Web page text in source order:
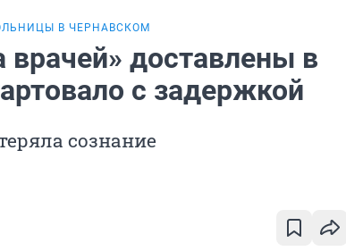
В ЧЕРНАВСКОМ
доставлены в
с задержкой
сознание